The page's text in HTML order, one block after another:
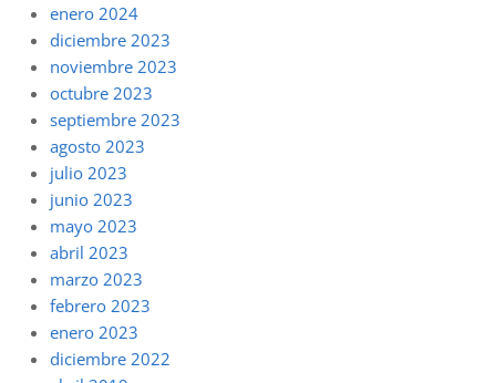
enero 2024
diciembre 2023
noviembre 2023
octubre 2023
septiembre 2023
agosto 2023
julio 2023
junio 2023
mayo 2023
abril 2023
marzo 2023
febrero 2023
enero 2023
diciembre 2022